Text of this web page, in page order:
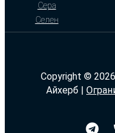
Сера
Селен
Copyright ©
Айхерб |